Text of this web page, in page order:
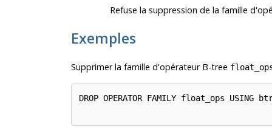
Refuse la suppression de la famille
Exemples
Supprimer la famille d'opérateur B-tree
DROP OPERATOR FAMILY float_ops USING